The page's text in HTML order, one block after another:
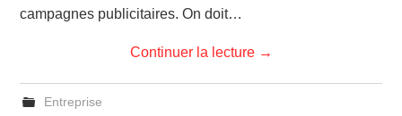
campagnes publicitaires. On doit…
Continuer la lecture →
Entreprise